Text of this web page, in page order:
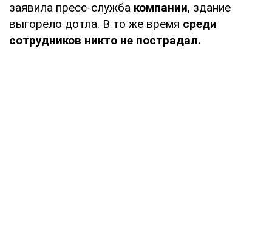
заявила пресс-служба компании, здание
выгорело дотла. В то же время среди
сотрудников никто не пострадал.